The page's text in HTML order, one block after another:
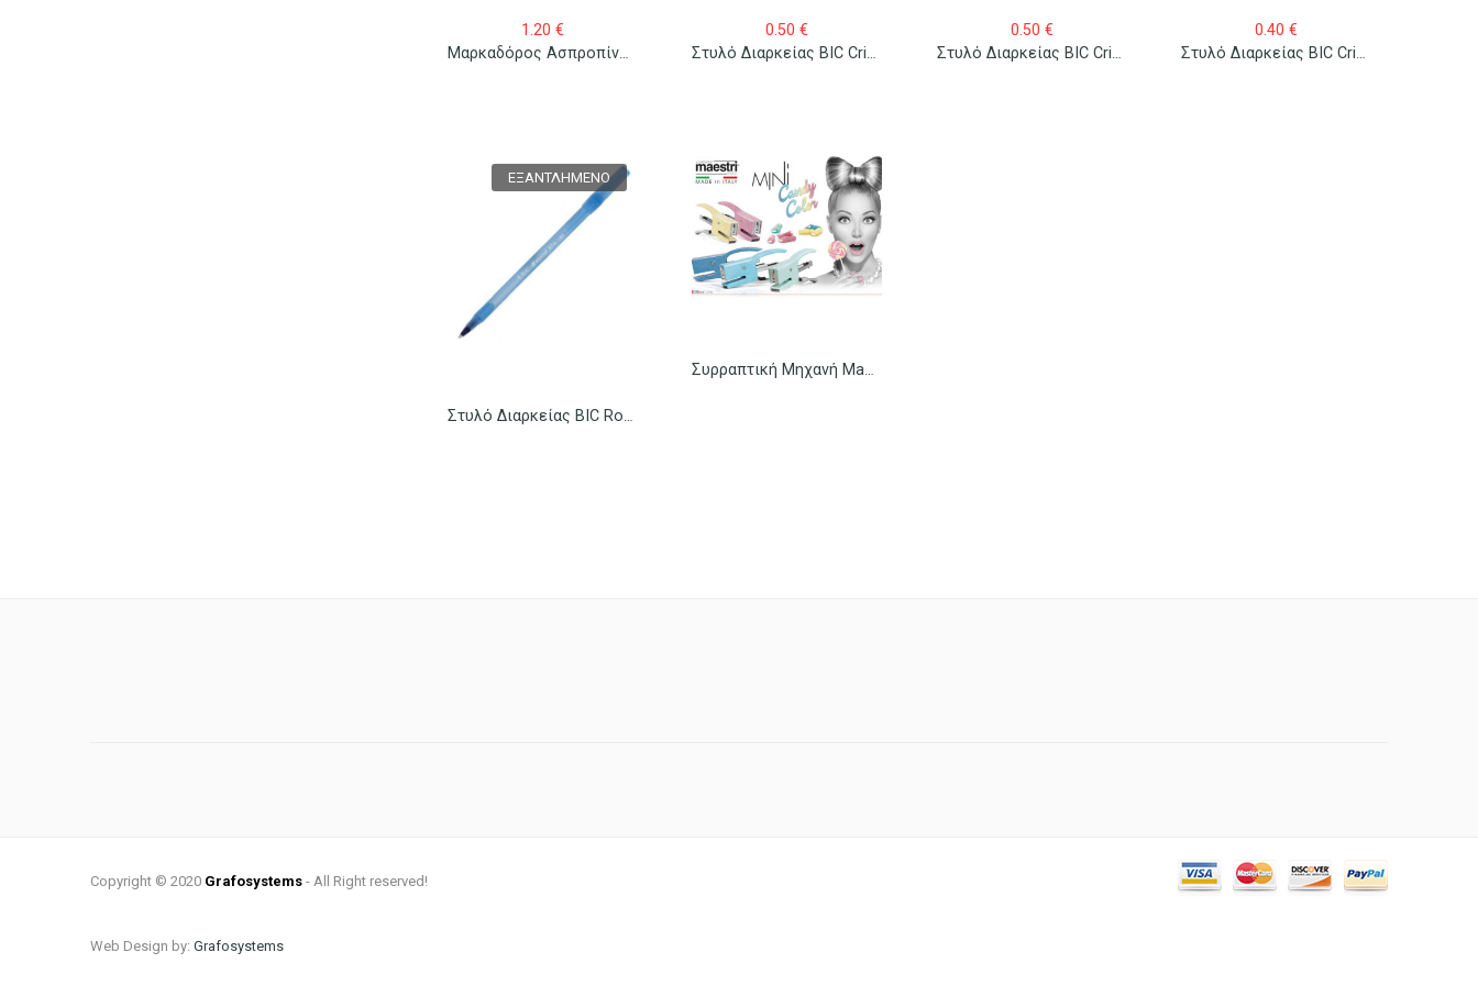
1.20 €
Μαρκαδόρος Ασπροπίνακα EnLegend Whiteboard Marker Grip
0.50€
Στυλό Διαρκείας BIC Cristal Fun Large 4 Χρώματα
0.50 €
Στυλό Διαρκείας BIC Cristal Large Μπλε
0.40€
Στυλό Διαρκείας BIC Cristal Original Fine
ΕΞΑΝΤΛΗΜΈΝΟ
Στυλό Διαρκείας BIC Round Stick Μπλε 1.00mm
Copyright © 2020 Grafosystems- All Right reserved!
Web Design by: Grafosystems